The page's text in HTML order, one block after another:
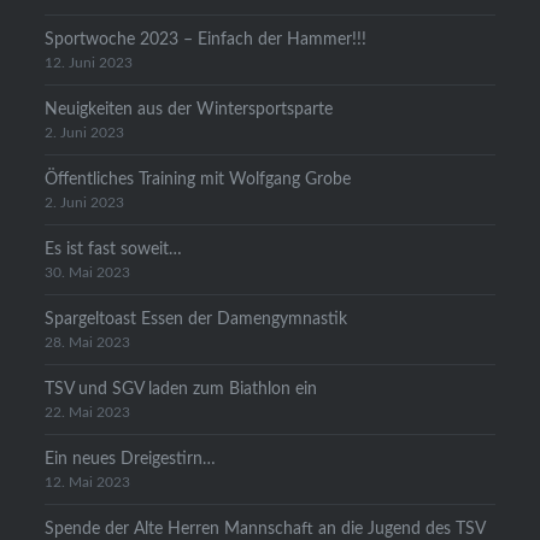
Sportwoche 2023 – Einfach der Hammer!!!
12. Juni 2023
Neuigkeiten aus der Wintersportsparte
2. Juni 2023
Öffentliches Training mit Wolfgang Grobe
2. Juni 2023
Es ist fast soweit…
30. Mai 2023
Spargeltoast Essen der Damengymnastik
28. Mai 2023
TSV und SGV laden zum Biathlon ein
22. Mai 2023
Ein neues Dreigestirn…
12. Mai 2023
Spende der Alte Herren Mannschaft an die Jugend des TSV